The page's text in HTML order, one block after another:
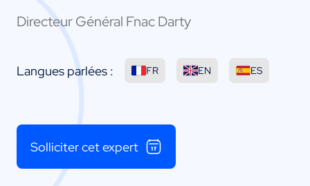
Directeur Général Fnac Darty
Langues parlées : FR EN ES
Solliciter cet expert